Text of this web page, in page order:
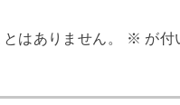
はありません。 ※ が付